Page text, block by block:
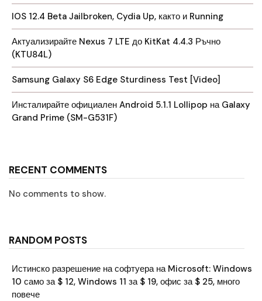
IOS 12.4 Beta Jailbroken, Cydia Up, както и Running
Актуализирайте Nexus 7 LTE до KitKat 4.4.3 Ръчно
(KTU84L)
Samsung Galaxy S6 Edge Sturdiness Test [Video]
Инсталирайте официален Android 5.1.1 Lollipop на Galaxy
Grand Prime (SM-G531F)
RECENT COMMENTS
No comments to show.
RANDOM POSTS
Истинско разрешение на софтуера на Microsoft: Windows
10 само за $ 12, Windows 11 за $ 19, офис за $ 25, много
повече